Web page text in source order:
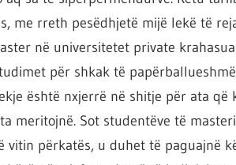
me rreth pesëdhjetë mijë lekë të
në universitetet private
për shkak të
është nxjerrë në shitje për ata
meritojnë. Sot studentëve të
vitin përkatës, u duhet të paguajnë